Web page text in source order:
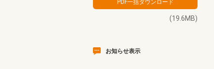
(19.6MB)
お知らせ表示